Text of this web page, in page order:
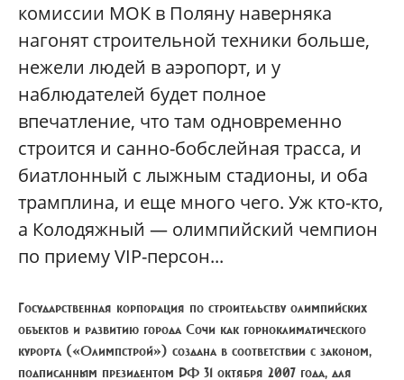
комиссии МОК в Поляну наверняка
нагонят строительной техники больше,
нежели людей в аэропорт, и у
наблюдателей будет полное
впечатление, что там одновременно
строится и санно-бобслейная трасса, и
биатлонный с лыжным стадионы, и оба
трамплина, и еще много чего. Уж кто-кто,
а Колодяжный — олимпийский чемпион
по приему VIP-персон...
Государственная корпорация по строительству олимпийских
объектов и развитию города Сочи как горноклиматического
курорта («Олимпстрой») создана в соответствии с законом,
подписанным президентом РФ 31 октября 2007 года, для